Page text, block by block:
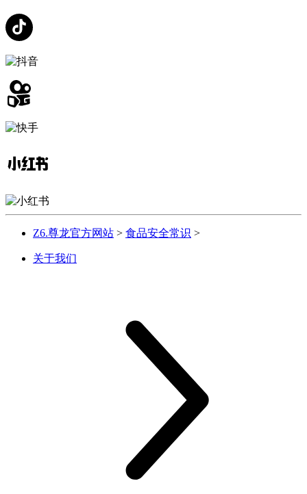
Z6.尊龙官方网站 > 食品安全常识 >
关于我们